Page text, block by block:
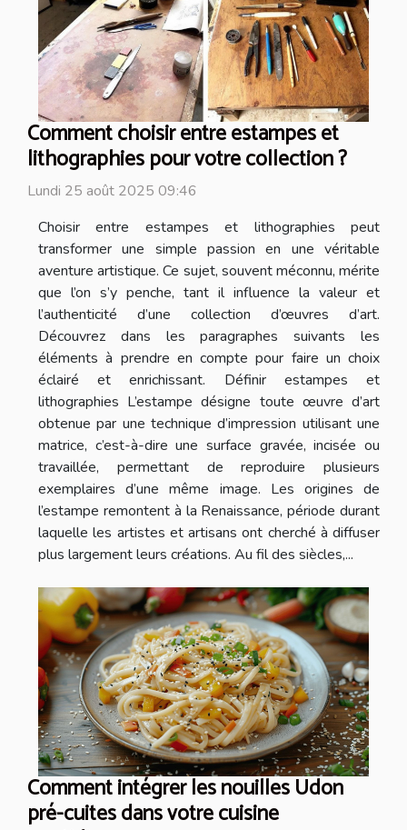
Comment choisir entre estampes et
lithographies pour votre collection ?
Lundi 25 août 2025 09:46
Choisir entre estampes et lithographies peut
transformer une simple passion en une véritable
aventure artistique. Ce sujet, souvent méconnu, mérite
que l’on s’y penche, tant il influence la valeur et
l’authenticité d’une collection d’œuvres d’art.
Découvrez dans les paragraphes suivants les
éléments à prendre en compte pour faire un choix
éclairé et enrichissant. Définir estampes et
lithographies L’estampe désigne toute œuvre d’art
obtenue par une technique d’impression utilisant une
matrice, c’est-à-dire une surface gravée, incisée ou
travaillée, permettant de reproduire plusieurs
exemplaires d’une même image. Les origines de
l’estampe remontent à la Renaissance, période durant
laquelle les artistes et artisans ont cherché à diffuser
plus largement leurs créations. Au fil des siècles,...
Comment intégrer les nouilles Udon
pré-cuites dans votre cuisine